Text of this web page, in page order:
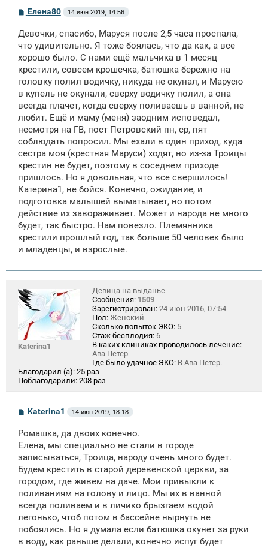
С
б
щ
н
и
Елена80 14 июн 2019, 14:56
Девочки, спасибо, Маруся после 2,5 часа проспала,
что удивительно. Я тоже боялась, что да как, а все
хорошо было. С нами ещё мальчика в 1 месяц
крестили, совсем крошечка, батюшка бережно на
головку полил водичку, никуда не окунал, и Марусю
в купель не окунали, сверху водичку полил, а она
всегда плачет, когда сверху поливаешь в ванной, не
любит. Ещё и маму (меня) заодним исповедал,
несмотря на ГВ, пост Петровский пн, ср, пят
соблюдать попросил. Мы ехали в один приход, куда
сестра моя (крестная Маруси) ходят, но из-за Троицы
крестин не будет, поэтому в соседнем приходе
пришлось. Но я довольная, что все свершилось!
Катерина1, не бойся. Конечно, ожидание, и
подготовка малышей выматывает, но потом
действие их завораживает. Может и народа не много
будет, так быстро. Нам повезло. Племянника
крестили прошлый год, так больше 50 человек было
и младенцы, и взрослые.
Katerina1
Девица на выданье
Сообщения: 1509
Зарегистрирован: 24 июн 2016, 07:54
Пол: Женский
Сколько попыток ЭКО: 5
Стаж бесплодия: 6
В каких клиниках проводилось лечение:
Ава Петер
Где было удачное ЭКО: В Ава Петер.
Благодарил (а): 25 раз
Поблагодарили: 208 раз
С
б
щ
н
и
Katerina1 14 июн 2019, 18:18
Ромашка, да двоих конечно.
Елена, мы специально не стали в городе
записываться, Троица, народу очень много будет.
Будем крестить в старой деревенской церкви, за
городом, где живем на даче. Мои привыкли к
поливаниям на голову и лицо. Мы их в ванной
всегда поливаем и в личико брызгаем водой
легонько, чтоб потом в бассейне нырнуть не
побоялись. Но я думала если батюшка окунет за руки
в воду, как раньше делали, конечно испуг будет